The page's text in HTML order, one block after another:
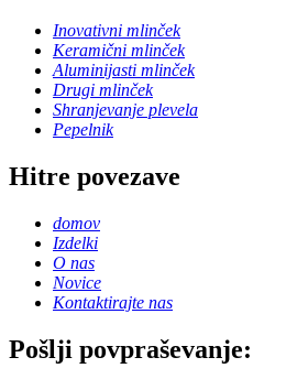
Inovativni mlinček
Keramični mlinček
Aluminijasti mlinček
Drugi mlinček
Shranjevanje plevela
Pepelnik
Hitre povezave
domov
Izdelki
O nas
Novice
Kontaktirajte nas
Pošlji povpraševanje: